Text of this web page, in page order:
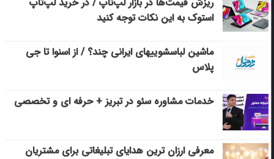
استوک به این نکات توجه کنید
ماشین لباسشویی‎های ایرانی چند؟ / از اسنوا تا جی
پلاس
خدمات مشاوره سئو در تبریز + حرفه ای و تخصصی
معرفی ارزان ترین هدایای تبلیغاتی برای مشتریان